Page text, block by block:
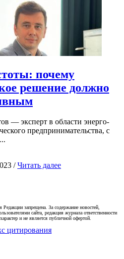
почему
решение должно
— эксперт в области энерго-
предпринимательства, с
/Читать далее
Редакции запрещена. За содержание новостей,
сайта, редакция журнала ответственности
и не является публичной офертой.